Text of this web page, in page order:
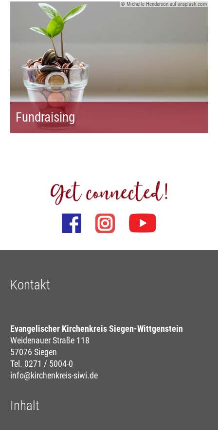
Fundraising
© Micheile Henderson auf unsplash.com
Kontakt
Evangelischer Kirchenkreis Siegen-Wittgenstein
Weidenauer Straße 118
57076 Siegen
Tel. 0271 / 5004-0
info@kirchenkreis-siwi.de
Inhalt